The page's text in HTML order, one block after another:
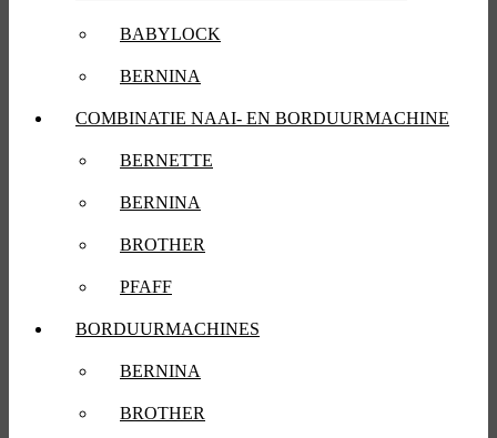
BABYLOCK
BERNINA
COMBINATIE NAAI- EN BORDUURMACHINE
BERNETTE
BERNINA
BROTHER
PFAFF
BORDUURMACHINES
BERNINA
BROTHER